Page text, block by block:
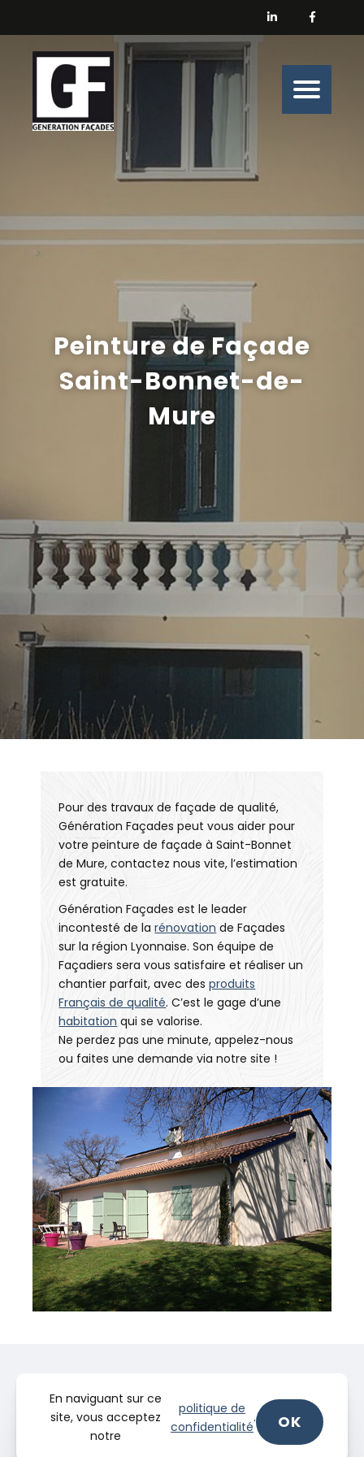
En naviguant sur ce
site, vous acceptez
notre
politique de
confidentialité
. OK
Générations Façades
Nos prestations
Nous contacter
Générations Façades s’engage
Peinture de Façade
Saint-Bonnet-de-
Mure
Pour des travaux de façade de qualité,
Génération Façades peut vous aider pour
votre peinture de façade à Saint-Bonnet
de Mure, contactez nous vite, l’estimation
est gratuite.
Génération Façades est le leader
incontesté de larénovation de Façades
sur la région Lyonnaise. Son équipe de
Façadiers sera vous satisfaire et réaliser un
chantier parfait, avec desproduits
Français de qualité. C’est le gage d’une
habitation qui se valorise.
Ne perdez pas une minute, appelez-nous
ou faites une demande via notre site !